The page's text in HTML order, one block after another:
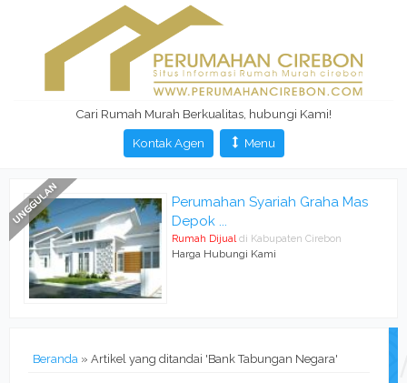
Cari Rumah Murah Berkualitas, hubungi Kami!
Kontak Agen
Menu
Perumahan Syariah Graha Mas
Depok ...
Rumah Dijual di Kabupaten Cirebon
Harga Hubungi Kami
Beranda » Artikel yang ditandai 'Bank Tabungan Negara'